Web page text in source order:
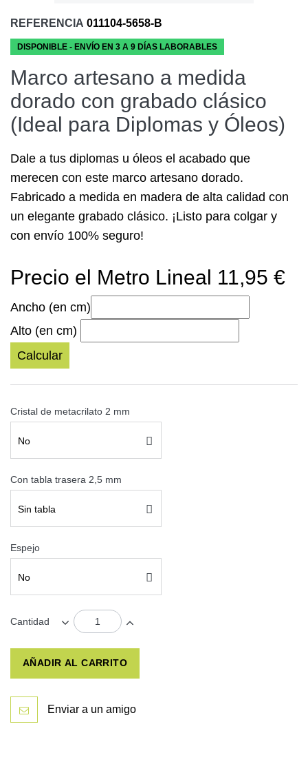
REFERENCIA 011104-5658-B
DISPONIBLE - ENVÍO EN 3 A 9 DÍAS LABORABLES
Marco artesano a medida
dorado con grabado clásico
(Ideal para Diplomas y Óleos)
Dale a tus diplomas u óleos el acabado que
merecen con este marco artesano dorado.
Fabricado a medida en madera de alta calidad con
un elegante grabado clásico. ¡Listo para colgar y
con envío 100% seguro!
Precio el Metro Lineal 11,95 €
Ancho (en cm)
Alto (en cm)
Calcular
Cristal de metacrilato 2 mm
No
Con tabla trasera 2,5 mm
Sin tabla
Espejo
No
Cantidad
AÑADIR AL CARRITO
Enviar a un amigo